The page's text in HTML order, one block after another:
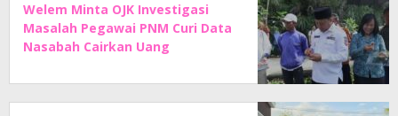
Welem Minta OJK Investigasi
Masalah Pegawai PNM Curi Data
Nasabah Cairkan Uang